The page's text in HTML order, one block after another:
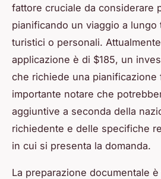
fattore cruciale da considerare
pianificando un viaggio a lungo
turistici o personali.
applicazione è di $185, un
che richiede una pianificazione
importante notare che
aggiuntive a seconda della
richiedente e delle specifiche
in cui si presenta la domanda.
La preparazione documentale